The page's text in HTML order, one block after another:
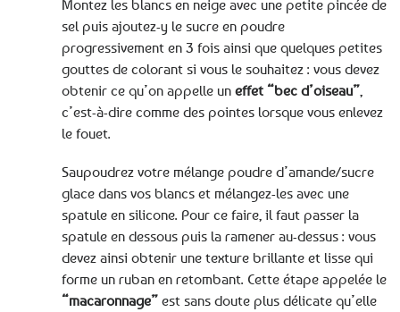
Montez les blancs en neige avec une petite pincée de
sel puis ajoutez-y le sucre en poudre
progressivement en 3 fois ainsi que quelques petites
gouttes de colorant si vous le souhaitez : vous devez
obtenir ce qu’on appelle un effet “bec d’oiseau”,
c’est-à-dire comme des pointes lorsque vous enlevez
le fouet.
Saupoudrez votre mélange poudre d’amande/sucre
glace dans vos blancs et mélangez-les avec une
spatule en silicone. Pour ce faire, il faut passer la
spatule en dessous puis la ramener au-dessus : vous
devez ainsi obtenir une texture brillante et lisse qui
forme un ruban en retombant. Cette étape appelée le
“macaronnage”est sans doute plus délicate qu’elle